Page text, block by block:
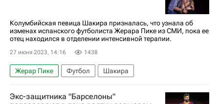
Давид де Хеа
Усэйн Болт
Зайон Уильямсон
НБА
Евгения Медведева
Андрес Иньеста
Фернандо Торрес
Хамес Родригес
Авторы РИА Новости Спорт
Колумбийская певица Шакира призналась, что узнала об
изменах испанского футболиста Жерара Пике из СМИ, пока ее
отец находился в отделении интенсивной терапии.
27 июня 2023, 14:16 1438
Жерар Пике Футбол Шакира
Экс-защитника "Барселоны"